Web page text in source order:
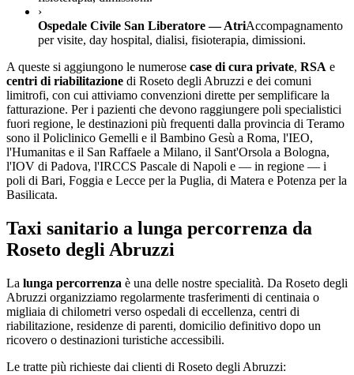
›
Ospedale Civile San Liberatore — AtriAccompagnamento
per visite, day hospital, dialisi, fisioterapia, dimissioni.
A queste si aggiungono le numerose case di cura private, RSA e
centri di riabilitazione di Roseto degli Abruzzi e dei comuni
limitrofi, con cui attiviamo convenzioni dirette per semplificare la
fatturazione. Per i pazienti che devono raggiungere poli specialistici
fuori regione, le destinazioni più frequenti dalla provincia di Teramo
sono il Policlinico Gemelli e il Bambino Gesù a Roma, l'IEO,
l'Humanitas e il San Raffaele a Milano, il Sant'Orsola a Bologna,
l'IOV di Padova, l'IRCCS Pascale di Napoli e — in regione — i
poli di Bari, Foggia e Lecce per la Puglia, di Matera e Potenza per la
Basilicata.
Taxi sanitario a lunga percorrenza da
Roseto degli Abruzzi
La lunga percorrenza è una delle nostre specialità. Da Roseto degli
Abruzzi organizziamo regolarmente trasferimenti di centinaia o
migliaia di chilometri verso ospedali di eccellenza, centri di
riabilitazione, residenze di parenti, domicilio definitivo dopo un
ricovero o destinazioni turistiche accessibili.
Le tratte più richieste dai clienti di Roseto degli Abruzzi: